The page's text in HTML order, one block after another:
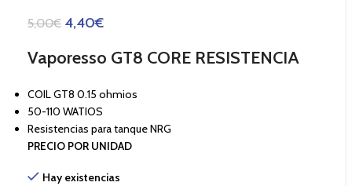
5,00€ 4,40€
Vaporesso GT8 CORE RESISTENCIA
COIL GT8 0.15 ohmios
50-110 WATIOS
Resistencias para tanque NRG
PRECIO POR UNIDAD
Hay existencias